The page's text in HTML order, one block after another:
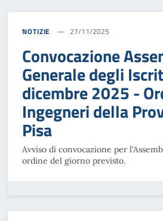
NOTIZIE 27/11/2025
Convocazione
Generale degli
dicembre 2025 -
Ingegneri della
Pisa
Avviso di convocazione per
ordine del giorno previsto.